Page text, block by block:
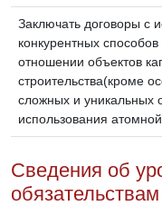
Заключать договоры с
конкурентных
отношении объектов
строительства(кроме
сложных и уникальных
использования
Сведения об
обязательствам